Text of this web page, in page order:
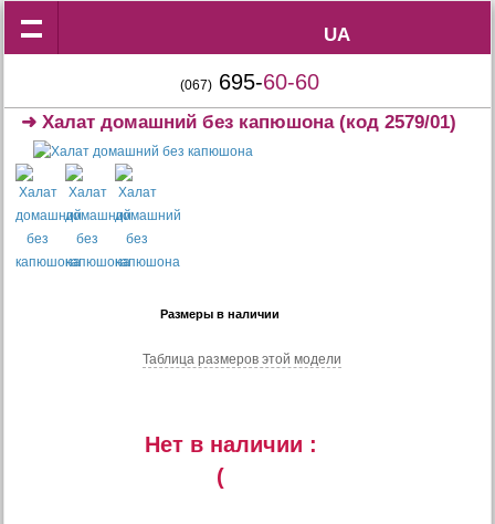
UA
UA
(067) 695-60-60
➜Халат домашний без капюшона(код 2579/01)
Размеры в наличии
Таблица размеров этой модели
Нет в наличии :
(